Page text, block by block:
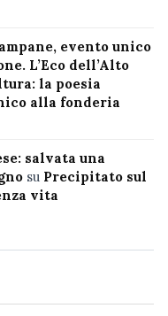
evento unico
L’Eco dell’Alto
la poesia
alla fonderia
salvata una
su Precipitato sul
vita